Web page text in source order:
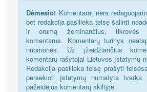
Dėmesio! Komentarai nėra
bet redakcija pasilieka teisę šalinti
ir orumą žeminančius, tikrovės
komentarus. Komentarų turinys
nuomonės. Už įžeidžiančius
komentarų rašytojai Lietuvos įstatymų
Redakcija pasilieka teisę prašyti
persekioti įstatymų numatyta tvarka
pažeidėjus komentarų skiltyje.